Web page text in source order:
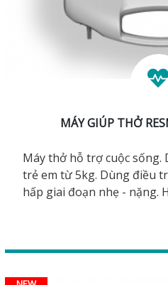
MÁY GIÚP THỞ
Máy thở hỗ trợ cuộc sống.
trẻ em từ 5kg. Dùng điều
hấp giai đoạn nhẹ - nặng.